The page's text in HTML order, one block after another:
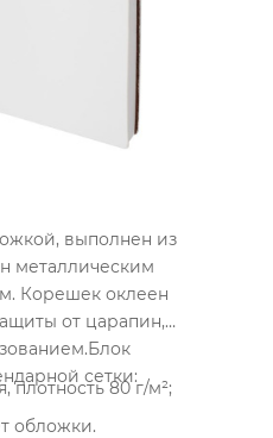
выполнен из
Корешек оклеен
от царапин,
Блок
сетки:
плотность 80 г/м²;
обложки.